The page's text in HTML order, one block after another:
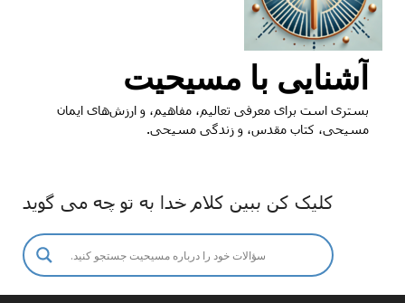
آشنایی با مسیحیت
بستری است برای معرفی تعالیم، مفاهیم، و ارزش‌های ایمان
مسیحی، کتاب مقدس، و زندگی مسیحی.
کلیک کن ببین کلام خدا به تو چه می گوید